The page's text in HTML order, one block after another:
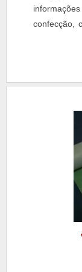
confecção,
permite a